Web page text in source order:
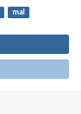
mal